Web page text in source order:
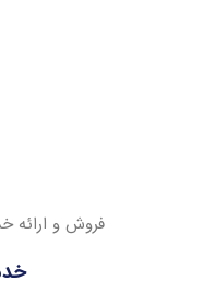
فروش و ارائه